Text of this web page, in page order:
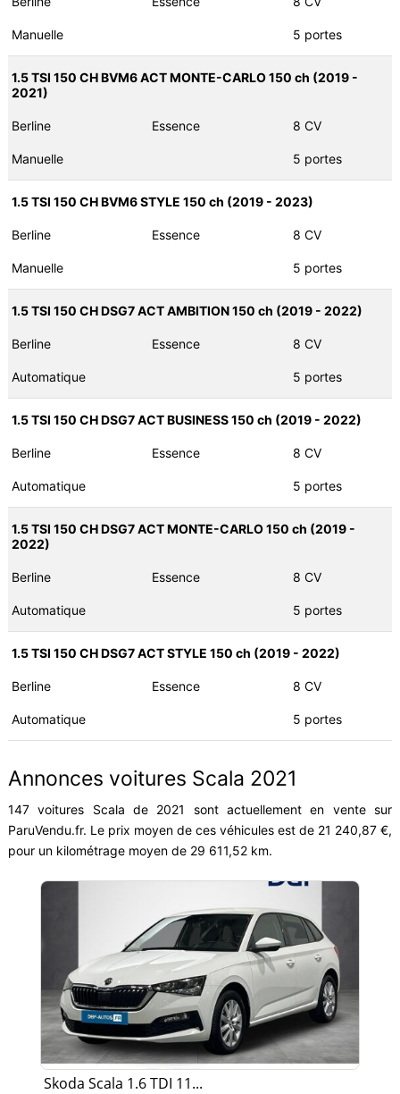
Manuelle 5 portes
1.5 TSI 150 CH BVM6 ACT MONTE-CARLO 150 ch (2019 -
2021)
Berline Essence 8 CV
Manuelle 5 portes
1.5 TSI 150 CH BVM6 STYLE 150 ch (2019 - 2023)
Berline Essence 8 CV
Manuelle 5 portes
1.5 TSI 150 CH DSG7 ACT AMBITION 150 ch (2019 - 2022)
Berline Essence 8 CV
Automatique 5 portes
1.5 TSI 150 CH DSG7 ACT BUSINESS 150 ch (2019 - 2022)
Berline Essence 8 CV
Automatique 5 portes
1.5 TSI 150 CH DSG7 ACT MONTE-CARLO 150 ch (2019 -
2022)
Berline Essence 8 CV
Automatique 5 portes
1.5 TSI 150 CH DSG7 ACT STYLE 150 ch (2019 - 2022)
Berline Essence 8 CV
Automatique 5 portes
Annonces voitures Scala 2021
147 voitures Scala de 2021 sont actuellement en vente sur
ParuVendu.fr. Le prix moyen de ces véhicules est de 21 240,87 €,
pour un kilométrage moyen de 29 611,52 km.
Skoda Scala 1.6 TDI 11...